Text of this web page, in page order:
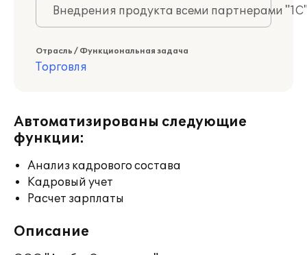
Внедрения продукта всеми партнерами
Отрасль / Функциональная задача
Торговля
Автоматизированы следующие
функции:
Анализ кадрового состава
Кадровый учет
Расчет зарплаты
Описание